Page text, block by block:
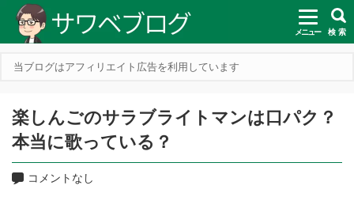
メニュー 検 索
当ブログはアフィリエイト広告を利用しています
楽しんごのサラブライトマンは口パク？
本当に歌っている？
コメントなし